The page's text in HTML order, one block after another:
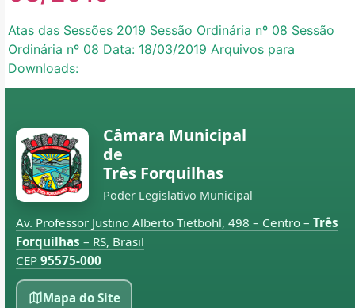
Atas das Sessões 2019 Sessão Ordinária nº 08 Sessão
Ordinária nº 08 Data: 18/03/2019 Arquivos para
Downloads:
Câmara Municipal
de
Três Forquilhas
Poder Legislativo Municipal
Av. Professor Justino Alberto Tietbohl, 498 – Centro – Três
Forquilhas – RS, Brasil
CEP 95575-000
Mapa do Site